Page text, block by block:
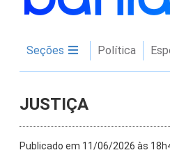
Seções Política
JUSTIÇA
Publicado em 11/06/2026 às